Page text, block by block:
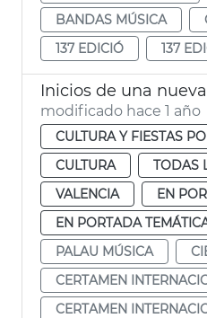
BANDAS MÚSICA
137 EDICIÓ
137
modificado hace 1 año
CULTURA Y FIESTAS
CULTURA
TODAS
VALENCIA
EN
EN PORTADA
PALAU MÚSICA
CERTAMEN
CERTAMEN